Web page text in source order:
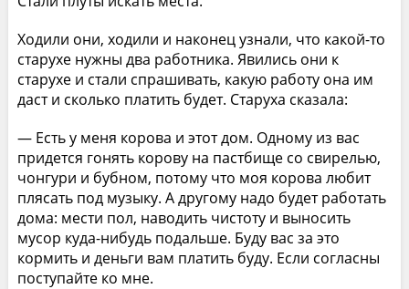
Ходили они, ходили и наконец узнали, что какой-то
старухе нужны два работника. Явились они к
старухе и стали спрашивать, какую работу она им
даст и сколько платить будет. Старуха сказала:
— Есть у меня корова и этот дом. Одному из вас
придется гонять корову на пастбище со свирелью,
чонгури и бубном, потому что моя корова любит
плясать под музыку. А другому надо будет работать
дома: мести пол, наводить чистоту и выносить
мусор куда-нибудь подальше. Буду вас за это
кормить и деньги вам платить буду. Если согласны
поступайте ко мне.